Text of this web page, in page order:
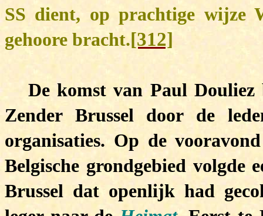
SS dient, op prachtige wijze
gehoore bracht.[312]
De komst van Paul Douliez
Zender Brussel door de
organisaties. Op de
Belgische grondgebied volgde
Brussel dat openlijk had